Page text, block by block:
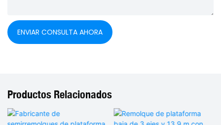
ENVIAR CONSULTA AHORA
Productos Relacionados